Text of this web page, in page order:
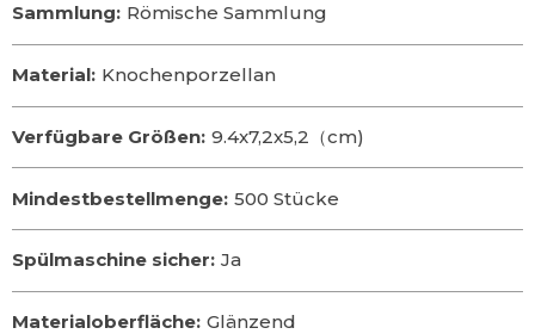
Sammlung: Römische Sammlung
Material: Knochenporzellan
Verfügbare Größen: 9.4x7,2x5,2（cm)
Mindestbestellmenge: 500 Stücke
Spülmaschine sicher: Ja
Materialoberfläche: Glänzend